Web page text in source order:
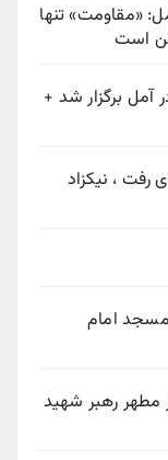
«مقاومت» تنها
است
آمل برگزار شد +
رفت ، نیکزاد
امام
مطهر رهبر شهید